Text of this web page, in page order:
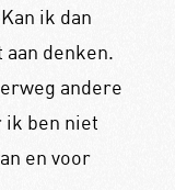
ik dan
denken.
andere
ik ben niet
en voor